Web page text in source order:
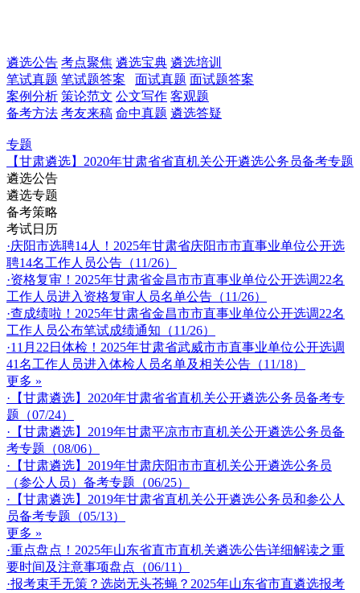
遴选公告 考点聚焦 遴选宝典 遴选培训
笔试真题 笔试题答案 面试真题 面试题答案
案例分析 策论范文 公文写作 客观题
备考方法 考友来稿 命中真题 遴选答疑
专题
【甘肃遴选】2020年甘肃省省直机关公开遴选公务员备考专题
遴选公告
遴选专题
备考策略
考试日历
·庆阳市选聘14人！2025年甘肃省庆阳市市直事业单位公开选
聘14名工作人员公告（11/26）
·资格复审！2025年甘肃省​金昌市市直事业单位公开选调22名
工作人员进入资格复审人员名单公告（11/26）
·查成绩啦！2025年甘肃省​金昌市市直事业单位公开选调22名
工作人员公布笔试成绩通知（11/26）
·11月22日体检！2025年甘肃省武威市市直事业单位公开选调
41名工作人员进入体检人员名单及相关公告（11/18）
更多 »
·【甘肃遴选】2020年甘肃省省直机关公开遴选公务员备考专
题（07/24）
·【甘肃遴选】2019年甘肃平凉市市直机关公开遴选公务员备
考专题（08/06）
·【甘肃遴选】2019年甘肃庆阳市市直机关公开遴选公务员
（参公人员）备考专题（06/25）
·【甘肃遴选】2019年甘肃省直机关公开遴选公务员和参公人
员备考专题（05/13）
更多 »
·重点盘点！2025年山东省直市直机关遴选公告详细解读之重
要时间及注意事项盘点（06/11）
·报考束手无策？选岗无头苍蝇？2025年山东省市直遴选报考